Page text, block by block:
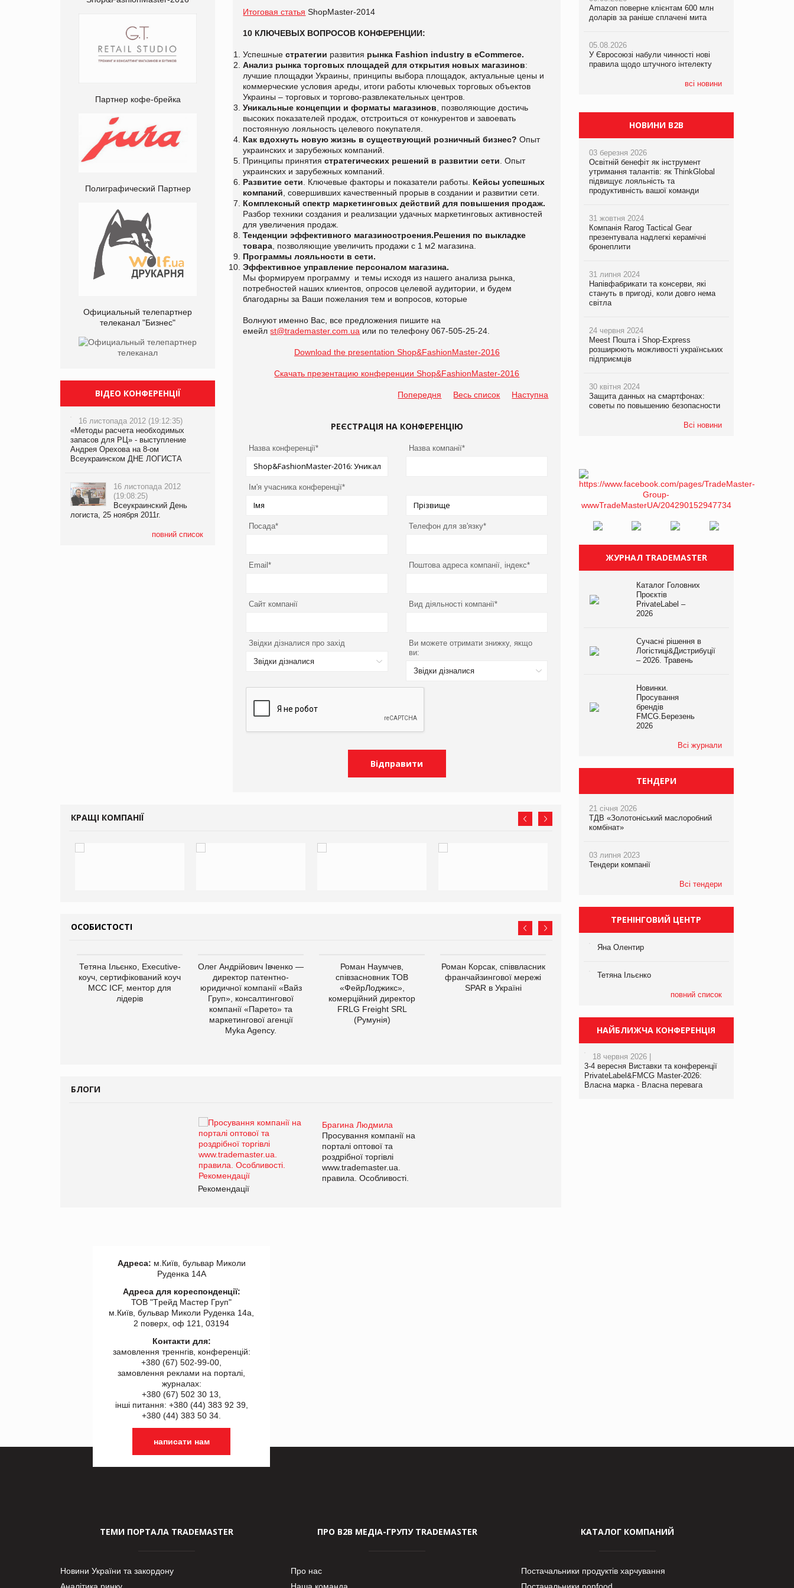
Партнер кофе-брейка
Полиграфический Партнер
Официальный телепартнер
телеканал "Бизнес"
ВІДЕО КОНФЕРЕНЦІЇ
16 листопада 2012 (19:12:35)
«Методы расчета необходимых
запасов для РЦ» - выступление
Андрея Орехова на 8-ом
Всеукраинском ДНЕ ЛОГИСТА
16 листопада 2012
(19:08:25)
Всеукраинский День
логиста, 25 ноября 2011г.
повний список
Итоговая статья ShopMaster-2014
10 КЛЮЧЕВЫХ ВОПРОСОВ КОНФЕРЕНЦИИ:
Успешныестратегии развития рынка Fashion industry в eCommerce.
Анализ рынка торговых площадей для открытия новых магазинов:
лучшие площадки Украины, принципы выбора площадок, актуальные цены и
коммерческие условия ареды, итоги работы ключевых торговых объектов
Украины – торговых и торгово-развлекательных центров.
Уникальные концепции и форматы магазинов , позволяющие достичь
высоких показателей продаж, отстроиться от конкурентов и завоевать
постоянную лояльность целевого покупателя.
Как вдохнуть новую жизнь в существующий розничный бизнес? Опыт
украинских и зарубежных компаний.
Принципы принятиястратегических решений в развитии сети . Опыт
украинских и зарубежных компаний.
Развитие сети . Ключевые факторы и показатели работы. Кейсы успешных
компаний , совершивших качественный прорыв в создании и развитии сети.
Комплексный спектр маркетинговых действий для повышения продаж.
Разбор техники создания и реализации удачных маркетинговых активностей
для увеличения продаж.
Тенденции эффективного магазиностроения.Решения по выкладке
товара , позволяющие увеличить продажи с 1 м2 магазина.
Программы лояльности в сети.
Эффективное управление персоналом магазина.
Мы формируем программу и темы исходя из нашего анализа рынка,
потребностей наших клиентов, опросов целевой аудитории, и будем
благодарны за Ваши пожелания тем и вопросов, которые
Волнуют именно Вас, все предложения пишите на
емейлst@trademaster.com.ua или по телефону 067-505-25-24.
Download the presentation Shop&FashionMaster-2016
Скачать презентацию конференции Shop&FashionMaster-2016
Попередня Весь список Наступна
РЕЄСТРАЦІЯ НА КОНФЕРЕНЦІЮ
Назва конференції* Назва компанії*
Ім'я учасника конференції*
Посада* Телефон для зв'язку*
Email* Поштова адреса компанії, індекс*
Сайт компанії Вид діяльності компанії*
Звідки дізналися про захід
Звідки дізналися
Ви можете отримати знижку, якщо
ви:
Звідки дізналися
КРАЩІ КОМПАНІЇ
ОСОБИСТОСТІ
Тетяна Ільєнко, Executive-
коуч, сертифікований коуч
МСС ICF, ментор для
лідерів
Олег Андрійович Івченко —
директор патентно-
юридичної компанії «Вайз
Груп», консалтингової
компанії «Парето» та
маркетингової агенції
Myka Agency.
Роман Наумчев,
співзасновник ТОВ
«ФейрЛоджикс»,
комерційний директор
FRLG Freight SRL
(Румунія)
Роман Корсак, співвласник
франчайзингової мережі
SPAR в Україні
Файно маркет Директор
БЛОГИ
Брагина Людмила
Просування компанії на
порталі оптової та
роздрібної торгівлі
www.trademaster.ua.
правила. Особливості.
Рекомендації
Amazon поверне клієнтам 600 млн
доларів за раніше сплачені мита
05.08.2026
У Євросоюзі набули чинності нові
правила щодо штучного інтелекту
всі новини
у VARUS з’явилися новинки від ТМ
ТОКЕРИ
PrivateLabel&FMCG Master 2026
правила щодо штучного інтелекту
Рекламна платформа вимагає від
Google компенсацію за втрату 6,9
трлн рекламних показів
НОВИНИ B2B
03 березня 2026
Освітній бенефіт як інструмент
утримання талантів: як ThinkGlobal
підвищує лояльність та
продуктивність вашої команди
31 жовтня 2024
Компанія Rarog Tactical Gear
презентувала надлегкі керамічні
бронеплити
31 липня 2024
Напівфабрикати та консерви, які
стануть в пригоді, коли довго нема
світла
24 червня 2024
Meest Пошта і Shop-Express
розширюють можливості українських
підприємців
30 квітня 2024
Защита данных на смартфонах:
советы по повышению безопасности
Всі новини
ЖУРНАЛ TRADEMASTER
Каталог Головних
Проєктів
PrivateLabel –
2026
Сучасні рішення в
Логістиці&Дистрибуції
– 2026. Травень
Новинки.
Просування
брендів
FMCG.Березень
2026
Всі журнали
ТЕНДЕРИ
21 січня 2026
ТДВ «Золотоніський маслоробний
комбінат»
03 липня 2023
Тендери компанії
Всі тендери
ТРЕНІНГОВИЙ ЦЕНТР
Яна Олентир
Тетяна Ільєнко
повний список
НАЙБЛИЖЧА КОНФЕРЕНЦІЯ
18 червня 2026 |
3-4 вересня Виставки та конференції
PrivateLabel&FMCG Master-2026:
Власна марка - Власна перевага
Адреса: м.Київ, бульвар Миколи
Руденка 14А
Адреса для кореспонденції:
ТОВ "Tрейд Мастер Груп"
м.Київ, бульвар Миколи Руденка 14а,
2 поверх, оф 121, 03194
Контакти для:
замовлення треннгів, конференцій:
+380 (67) 502-99-00,
замовлення реклами на порталі,
журналах:
+380 (67) 502 30 13,
інші питання: +380 (44) 383 92 39,
+380 (44) 383 50 34.
написати нам
ТЕМИ ПОРТАЛА TRADEMASTER
Новини України та закордону
Аналітика ринку
ПРО В2В МЕДІА-ГРУПУ TRADEMASTER
Про нас
Наша команда
КАТАЛОГ КОМПАНИЙ
Постачальники продуктів харчування
Постачальники nonfood